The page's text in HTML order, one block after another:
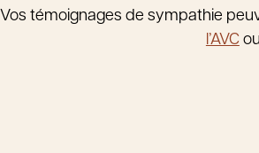
Vos témoignages de sympathie
l’AVC